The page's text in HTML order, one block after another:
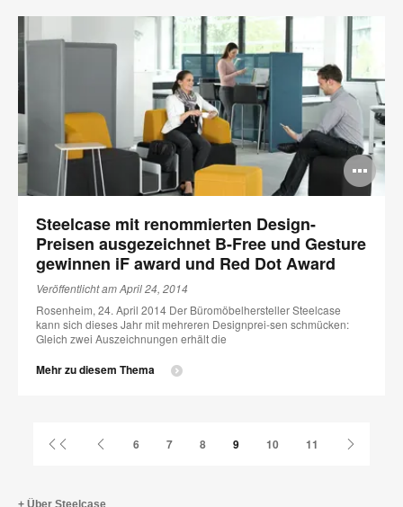
Steelcase mit renommierten Design-
Preisen ausgezeichnet B-Free und Gesture
gewinnen iF award und Red Dot Award
Veröffentlicht am April 24, 2014
Rosenheim, 24. April 2014 Der Büromöbelhersteller Steelcase
kann sich dieses Jahr mit mehreren Designprei-sen schmücken:
Gleich zwei Auszeichnungen erhält die
Mehr zu diesem Thema
Vorherige
6 7 8 9 10 11
Über Steelcase